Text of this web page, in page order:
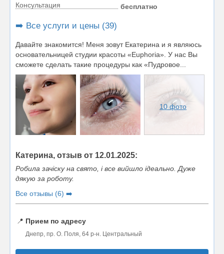
Консультация бесплатно
➡️ Все услуги и цены (39)
Давайте знакомится! Меня зовут Екатерина и я являюсь
основательницей студии красоты «Euphoria». У нас Вы
сможете сделать такие процедуры как «Пудровое...
10 фото
Катерина, отзыв от 12.01.2025:
Робила зачіску на свято, і все вийшло ідеально. Дуже
дякую за роботу.
Все отзывы (6) ➡️
📍 Прием по адресу
Днепр, пр. О. Поля, 64 р-н. Центральный